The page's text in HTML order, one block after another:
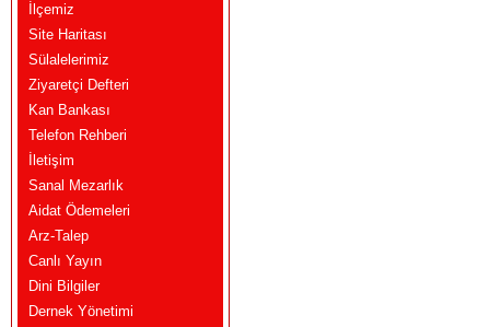
İlçemiz
Site Haritası
Sülalelerimiz
Ziyaretçi Defteri
Kan Bankası
Telefon Rehberi
İletişim
Sanal Mezarlık
Aidat Ödemeleri
Arz-Talep
Canlı Yayın
Dini Bilgiler
Dernek Yönetimi